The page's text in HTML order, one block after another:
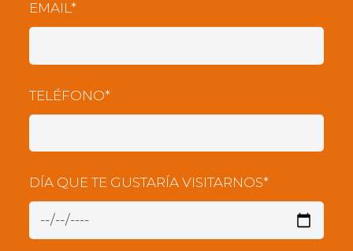
EMAIL*
TELÉFONO*
DÍA QUE TE GUSTARÍA VISITARNOS*